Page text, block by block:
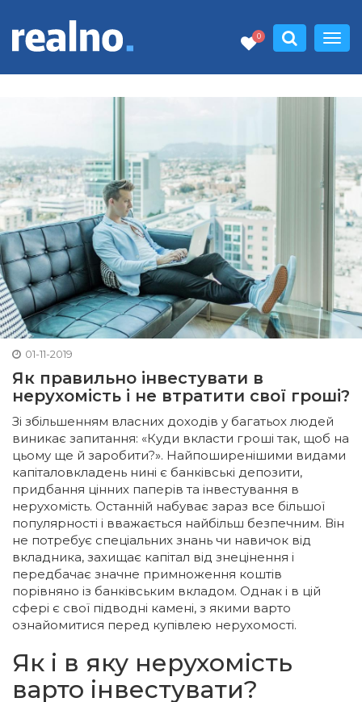
0
01-11-2019
Як правильно інвестувати в
нерухомість і не втратити свої гроші?
Зі збільшенням власних доходів у багатьох людей
виникає запитання: «Куди вкласти гроші так, щоб на
цьому ще й заробити?». Найпоширенішими видами
капіталовкладень нині є банківські депозити,
придбання цінних паперів та інвестування в
нерухомість. Останній набуває зараз все більшої
популярності і вважається найбільш безпечним. Він
не потребує спеціальних знань чи навичок від
вкладника, захищає капітал від знецінення і
передбачає значне примноження коштів
порівняно із банківським вкладом. Однак і в цій
сфері є свої підводні камені, з якими варто
ознайомитися перед купівлею нерухомості.
Як і в яку нерухомість
варто інвестувати?